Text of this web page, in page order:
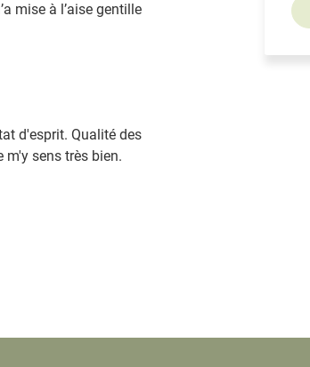
mise à l’aise gentille
d'esprit. Qualité des
m'y sens très bien.